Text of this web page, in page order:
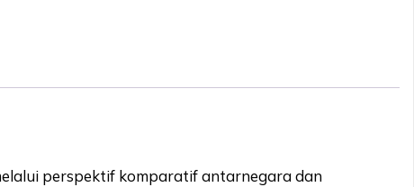
perspektif komparatif antarnegara dan